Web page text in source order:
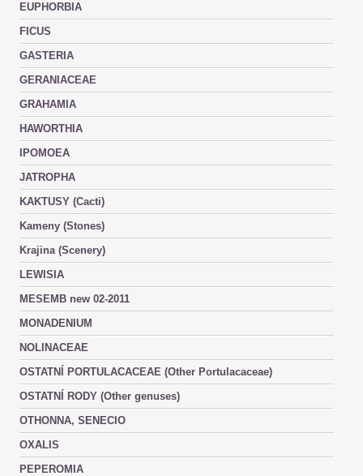
EUPHORBIA
FICUS
GASTERIA
GERANIACEAE
GRAHAMIA
HAWORTHIA
IPOMOEA
JATROPHA
KAKTUSY (Cacti)
Kameny (Stones)
Krajina (Scenery)
LEWISIA
MESEMB new 02-2011
MONADENIUM
NOLINACEAE
OSTATNÍ PORTULACACEAE (Other Portulacaceae)
OSTATNÍ RODY (Other genuses)
OTHONNA, SENECIO
OXALIS
PEPEROMIA